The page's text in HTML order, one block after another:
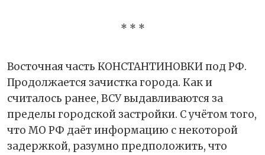
* * *
Восточная часть КОНСТАНТИНОВКИ под РФ.
Продолжается зачистка города. Как и
считалось ранее, ВСУ выдавливаются за
пределы городской застройки. С учётом того,
что МО РФ даёт информацию с некоторой
задержкой, разумно предположить, что